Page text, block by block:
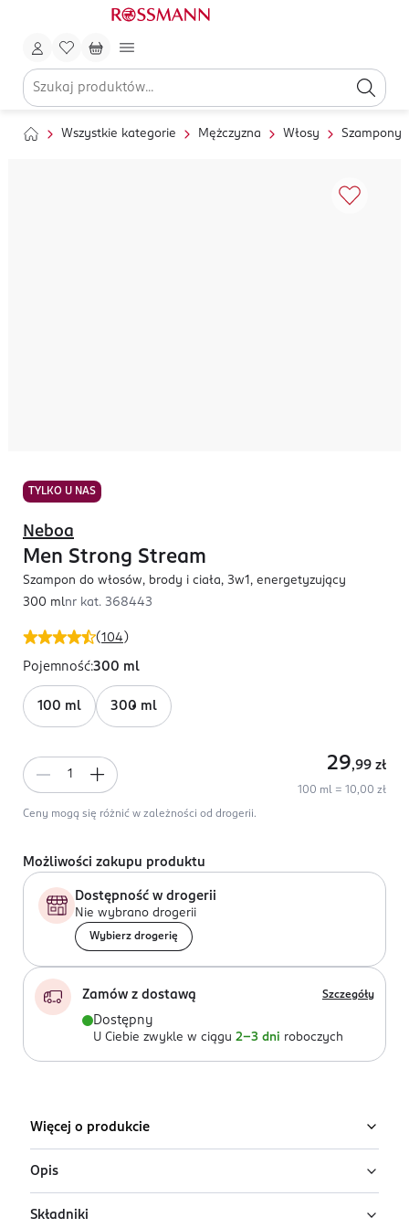
Wszystkie kategorie Mężczyzna Włosy Szampony
TYLKO U NAS
(104 )
Neboa
Men Strong Stream
Szampon do włosów, brody i ciała, 3w1, energetyzujący
300 mlnr kat. 368443
Pojemność:300 ml
100 ml 300 ml
29,99 zł
100 ml = 10,00 zł
Ceny mogą się różnić w zależności od drogerii.
Możliwości zakupu produktu
Dostępność w drogerii
Nie wybrano drogerii
Wybierz drogerię
Zamów z dostawą Szczegóły
Dostępny
U Ciebie zwykle w ciągu 2-3 dni roboczych
Więcej o produkcie
Opis
Energetyzujący szampon dla mężczyzn 3 w 1 do
Składniki